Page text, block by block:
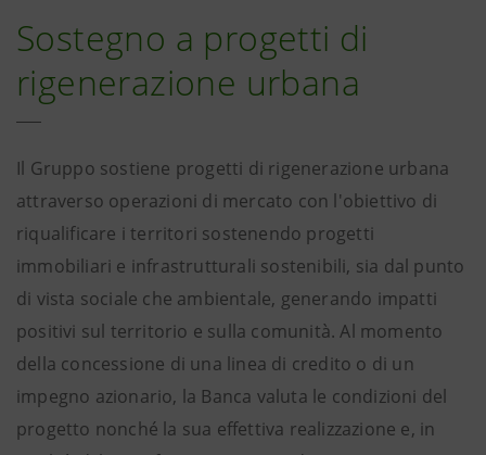
Sostegno a progetti di
rigenerazione urbana
Il Gruppo sostiene progetti di rigenerazione urbana
attraverso operazioni di mercato con l'obiettivo di
riqualificare i territori sostenendo progetti
immobiliari e infrastrutturali sostenibili, sia dal punto
di vista sociale che ambientale, generando impatti
positivi sul territorio e sulla comunità. Al momento
della concessione di una linea di credito o di un
impegno azionario, la Banca valuta le condizioni del
progetto nonché la sua effettiva realizzazione e, in